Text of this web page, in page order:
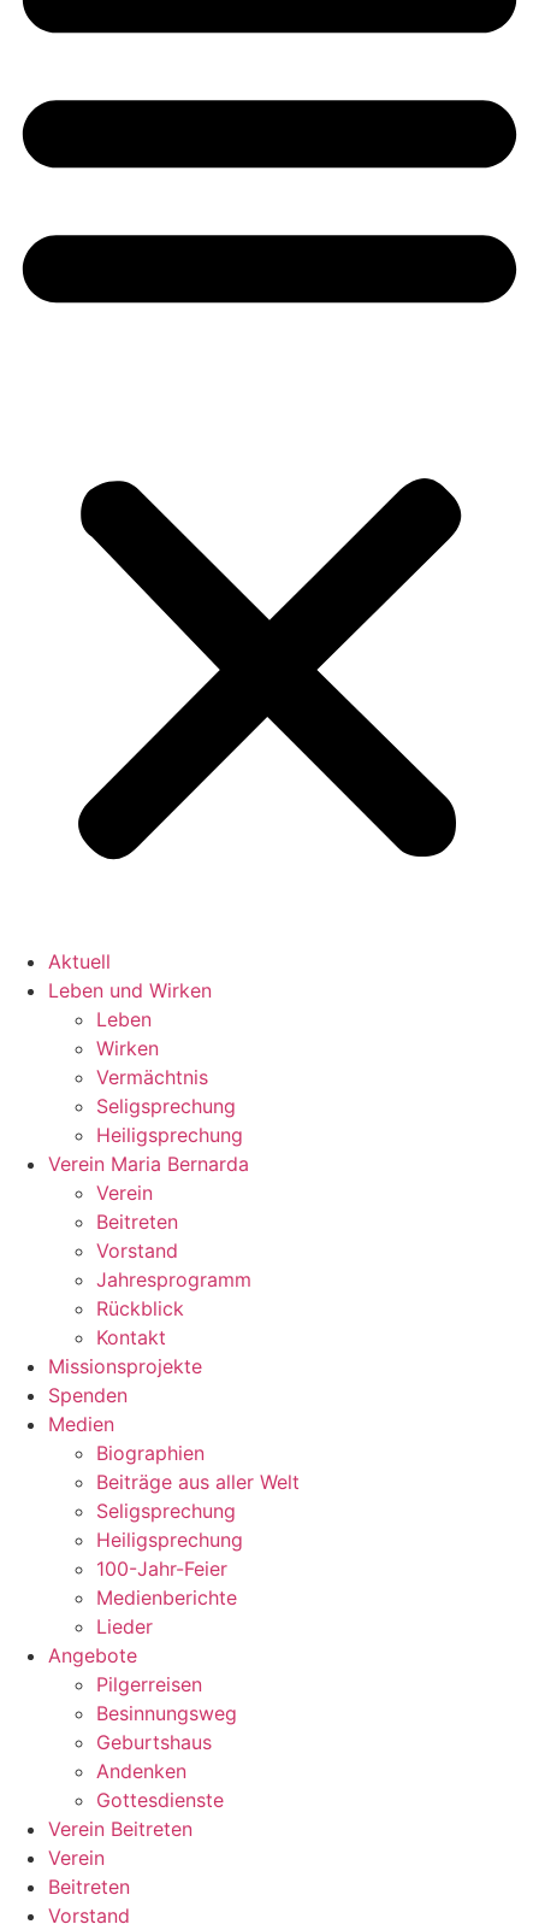
Aktuell
Leben und Wirken
Leben
Wirken
Vermächtnis
Seligsprechung
Heiligsprechung
Verein Maria Bernarda
Verein
Beitreten
Vorstand
Jahresprogramm
Rückblick
Kontakt
Missionsprojekte
Spenden
Medien
Biographien
Beiträge aus aller Welt
Seligsprechung
Heiligsprechung
100-Jahr-Feier
Medienberichte
Lieder
Angebote
Pilgerreisen
Besinnungsweg
Geburtshaus
Andenken
Gottesdienste
Verein Beitreten
Verein
Beitreten
Vorstand